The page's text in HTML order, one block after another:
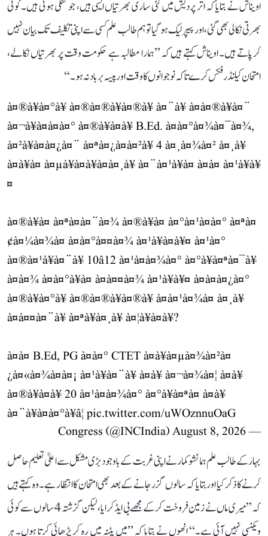
اویناش نے بتایا کہ اتر پردیش میں کئی ساری بھرتیاں ایسی ہیں، جو لٹکی ہوئی ہیں۔ کوئی
بھرتی نکالی بھی گئی، اور پیپر لیک ہو گیا تو ہم طالب علم کسی سے اپنی تکلیف تک بیان نہیں
کر پاتے ہیں۔ اویناش کہتے ہیں کہ ’’ہمارا مطالبہ ہے حکومت وقت پر بھرتیاں نکالے،
امتحان کیلنڈر فکس کرے تاکہ نوجوانوں کا وقت اور پیسہ برباد نہ ہو۔‘‘
à¤®à¥à¤°à¥ à¤®à¤®à¥à¤®à¥ à¤¨à¥ à¤à¤®à¥à¤¨
à¤¬à¥à¤à¤à¤° à¤®à¥à¤à¥ B.Ed. à¤à¤°à¤¾à¤¯à¤¾,
à¤²à¥à¤à¤¿à¤¨ à¤ªà¤¿à¤à¤²à¥ 4 à¤¸à¤¾à¤² à¤¸à¥
à¤à¥à¤ à¤µà¥à¤à¥à¤à¤¸à¥ à¤¨à¤¹à¥à¤ à¤à¤ à¤¹à¥à¥
¤
à¤®à¥à¤ à¤ªà¤à¤¨à¤¾ à¤®à¥à¤ à¤°à¤¹à¤à¤° à¤ªà¤
¢à¤¼à¤¾à¤ à¤à¤°à¤¤à¤¾ à¤¹à¥à¤à¥¤ à¤¹à¤°
à¤®à¤¹à¥à¤¨à¥ 10â12 à¤¹à¤à¤¾à¤° à¤°à¥à¤ªà¤¯à¥
à¤à¤¾ à¤à¤°à¥à¤ à¤à¤¤à¤¾ à¤¹à¥à¥¤ à¤à¤à¤¿à¤°
à¤®à¥à¤°à¥ à¤®à¤®à¥à¤®à¥ à¤à¤¹à¤¾à¤ à¤¸à¥
à¤à¤¤à¤¨à¥ à¤ªà¥à¤¸à¥ à¤¦à¥à¤à¥?
à¤à¤ B.Ed, PG à¤à¤° CTET à¤à¥à¤µà¤¾à¤²à¤
¿à¤«à¤¾à¤à¤¡ à¤¹à¥à¤¨à¥ à¤à¥ à¤¬à¤¾à¤¦ à¤­à¥
à¤®à¥à¤à¥ 20 à¤¹à¤à¤¾à¤° à¤°à¥à¤ªà¤ à¤à¥
à¤¨à¥à¤à¤°à¥â¦ pic.twitter.com/uWOznnuOaG
— Congress (@INCIndia)
August 8, 2026
بہار کے طالب علم ہمانشو کمار نے اپنی غربت کے باوجود بڑی مشکل سے اعلیٰ تعلیم حاصل
کرنے کا ذکر کیا اور بتایا کہ سالوں گزر جانے کے بعد بھی امتحان کا انتظار ہے۔ وہ کہتے ہیں
کہ ’’میری ماں نے زمین فروخت کر کے مجھے بی ایڈ کرایا، لیکن گزشتہ 4 سالوں سے کوئی
ویکنسی نہیں آئی ہے۔‘‘ انھوں نے بتایا کہ ’’میں پٹنہ میں رہ کر پڑھائی کرتا ہوں۔ ہر